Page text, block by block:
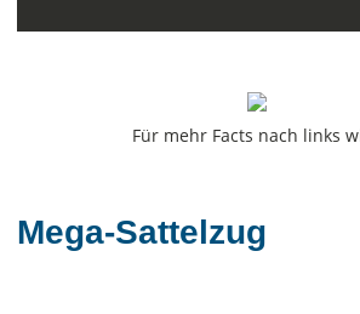
Für mehr Facts nach links
Mega-Sattelzug